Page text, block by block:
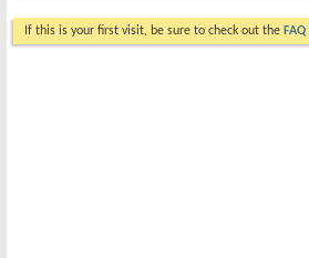
If this is your first visit, be sure to check out the FAQ